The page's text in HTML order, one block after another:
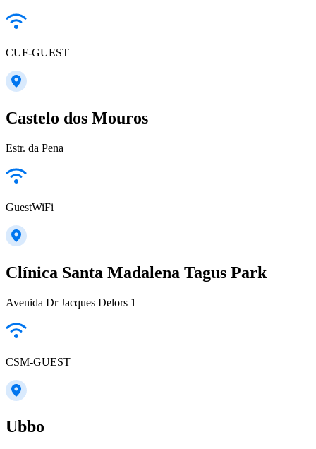
CUF-GUEST
Castelo dos Mouros
Estr. da Pena
GuestWiFi
Clínica Santa Madalena Tagus Park
Avenida Dr Jacques Delors 1
CSM-GUEST
Ubbo